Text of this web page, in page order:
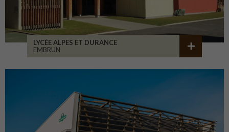
LYCÉE ALPES ET DURANCE
EMBRUN